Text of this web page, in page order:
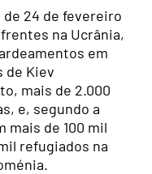
de 24 de fevereiro
na Ucrânia,
em
de Kiev
mais de 2.000
e, segundo a
mais de 100 mil
refugiados na